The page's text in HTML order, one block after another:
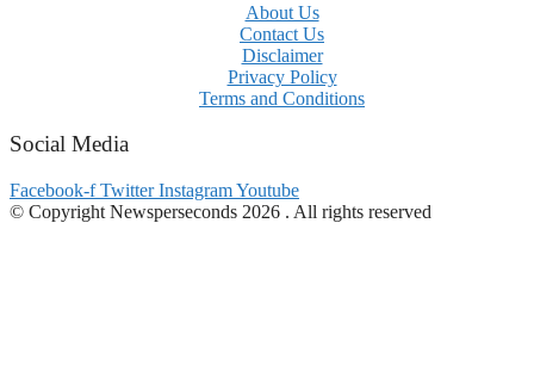
About Us
Contact Us
Disclaimer
Privacy Policy
Terms and Conditions
Social Media
Facebook-f Twitter InstagramYoutube
© Copyright Newsperseconds 2026 . All rights reserved